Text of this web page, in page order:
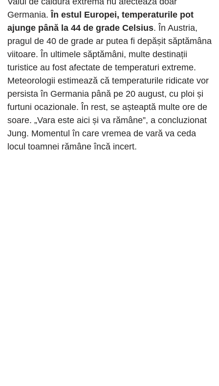
Germania. În estul Europei, temperaturile pot
ajunge până la 44 de grade Celsius. În Austria,
pragul de 40 de grade ar putea fi depășit săptămâna
viitoare. În ultimele săptămâni, multe destinații
turistice au fost afectate de temperaturi extreme.
Meteorologii estimează că temperaturile ridicate vor
persista în Germania până pe 20 august, cu ploi și
furtuni ocazionale. În rest, se așteaptă multe ore de
soare. „Vara este aici și va rămâne”, a concluzionat
Jung. Momentul în care vremea de vară va ceda
locul toamnei rămâne încă incert.